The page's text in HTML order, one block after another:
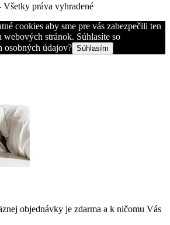
práva vyhradené
cookies aby sme pre vás zabezpečili ten
webových stránok. Súhlasíte so
osobných údajov? Súhlasím
objednávky je zdarma a k ničomu Vás